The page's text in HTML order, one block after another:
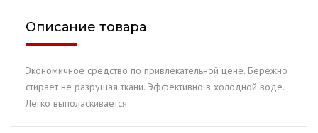
Описание товара
Экономичное средство по привлекательной цене. Бережно
стирает не разрушая ткани. Эффективно в холодной воде.
Легко выполаскивается.